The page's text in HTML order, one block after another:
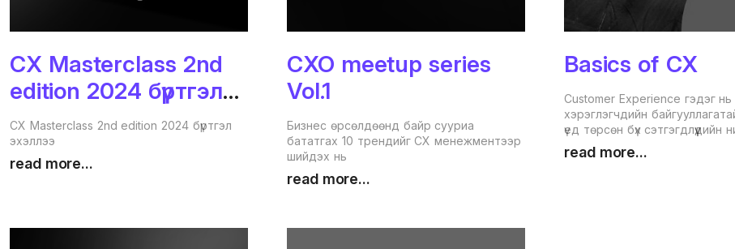
CX Masterclass 2nd
edition 2024 бүртгэл
эхэллээ
CX Masterclass 2nd edition 2024 бүртгэл
эхэллээ
read more...
CXO meetup series
Vol.1
Бизнес өрсөлдөөнд байр сууриа
бататгах 10 трендийг СХ менежментээр
шийдэх нь
read more...
Basics of CX
Customer Experience гэдэг нь
хэрэглэгчдийн
үед төрсөн бүх сэтгэгдлүүдийн
болон түүнээс үүдсэн сэтгэл
read more...